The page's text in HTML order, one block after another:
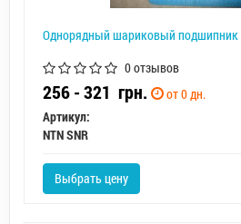
Однорядный шариковый подшипник
0 отзывов
256 - 321 грн.
от 0 дн.
Артикул:
NTN SNR
Выбрать цену